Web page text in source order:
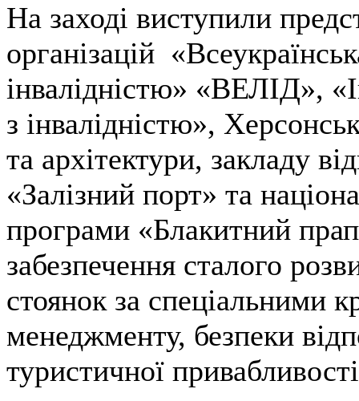
На заході виступили
організацій
інвалідністю» «ВЕЛІД»,
з інвалідністю»,
та архітектури, закладу
«Залізний порт» та
програми «Блакитний
забезпечення сталого
стоянок за спеціальними
менеджменту, безпеки
туристичної